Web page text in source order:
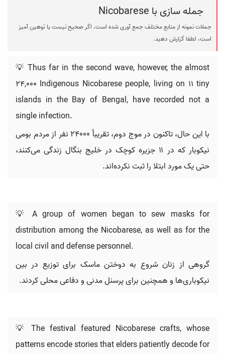
جمله سازی با Nicobarese
جملات نمونه از منابع مختلف جمع آوری شده است، اگر صحیح نیست یا توهین آمیز
است، لطفا گزارش دهید.
💡 Thus far in the second wave, however, the almost
24,000 Indigenous Nicobarese people, living on 11 tiny
islands in the Bay of Bengal, have recorded not a
single infection.
با این حال، تاکنون در موج دوم، تقریباً ۲۴۰۰۰ نفر از مردم بومی
نیکوبار که در ۱۱ جزیره کوچک در خلیج بنگال زندگی می‌کنند،
حتی یک مورد ابتلا را ثبت نکرده‌اند.
💡 A group of women began to sew masks for
distribution among the Nicobarese, as well as for the
local civil and defense personnel.
گروهی از زنان شروع به دوختن ماسک برای توزیع در بین
نیکوباری‌ها و همچنین برای پرسنل مدنی و دفاعی محلی کردند.
💡 The festival featured Nicobarese crafts, whose
patterns encode stories that elders patiently decode for